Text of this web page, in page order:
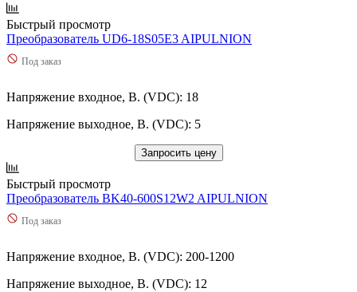
Быстрый просмотр
Преобразователь UD6-18S05E3 AIPULNION
Под заказ
Напряжение входное, В. (VDC): 18
Напряжение выходное, В. (VDC): 5
Запросить цену
Быстрый просмотр
Преобразователь BK40-600S12W2 AIPULNION
Под заказ
Напряжение входное, В. (VDC): 200-1200
Напряжение выходное, В. (VDC): 12